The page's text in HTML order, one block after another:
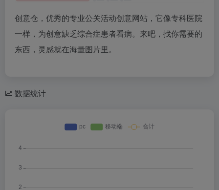
创意仓，优秀的专业公关活动创意网站，它像专科医院
一样，为创意缺乏综合症患者看病。来吧，找你需要的
东西，灵感就在海量图片里。
数据统计